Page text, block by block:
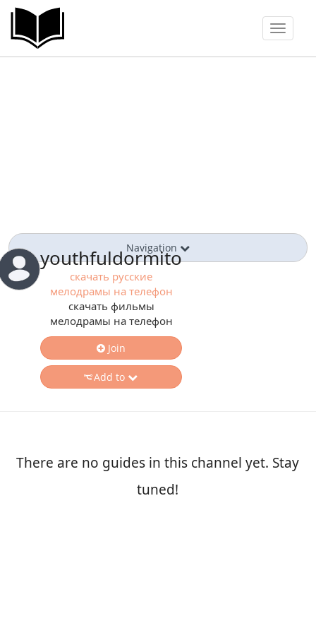
Toggle
Navigation
youthfuldormito
скачать русские
мелодрамы на телефон
скачать фильмы
мелодрамы на телефон
Join
Add to
There are no guides in this channel yet. Stay
tuned!